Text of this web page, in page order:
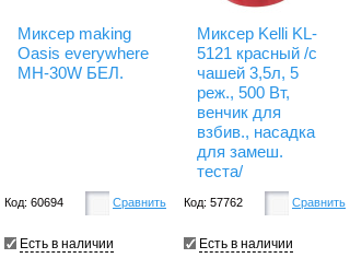
Миксер making
Oasis everywhere
MH-30W БЕЛ.
Код: 60694 Сравнить
Есть в наличии
Миксер Kelli KL-
5121 красный /с
чашей 3,5л, 5
реж., 500 Вт,
венчик для
взбив., насадка
для замеш.
теста/
Код: 57762 Сравнить
Есть в наличии